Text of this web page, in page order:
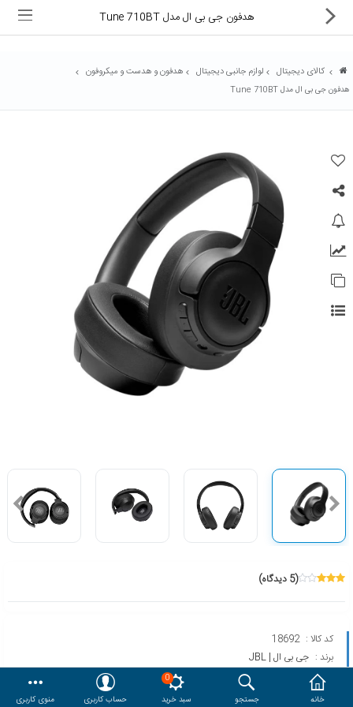
کالای دیجیتال
لوازم التحریر
کارتریج و تونر
تجهیزات فروشگاهی و بانکی
دستگاه صحافی و پرس
مقایسه محصولات مورد علاقه
دسترسی کاربری حساب کاربری
خانه جستجو
0
سبد خرید
حساب کاربری منوی کاربری
هدفون جی بی ال مدل Tune 710BT
کالای دیجیتال لوازم جانبی دیجیتال هدفون و هدست و میکروفون
هدفون جی بی ال مدل Tune 710BT
(5 دیدگاه)
کد کالا : 18692
برند : جی بی ال | JBL
مدل :